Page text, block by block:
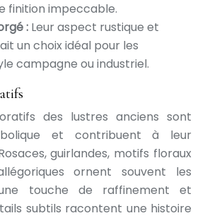
finition impeccable.
: Leur aspect rustique et
un choix idéal pour les
campagne ou industriel.
des lustres anciens sont
et contribuent à leur
guirlandes, motifs floraux
ornent souvent les
touche de raffinement et
subtils racontent une histoire